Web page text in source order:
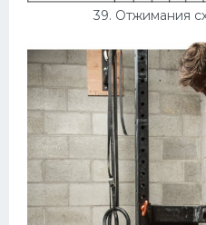
39. Отжимания